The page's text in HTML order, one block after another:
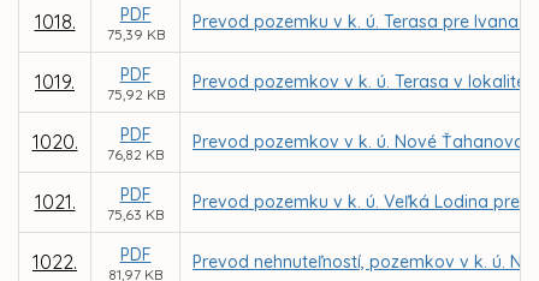
1018. PDF
75,39 KB
Prevod pozemku v k. ú. Terasa pre Ivana
1019. PDF
75,92 KB
Prevod pozemkov v k. ú. Terasa v lokalite
1020. PDF
76,82 KB
Prevod pozemkov v k. ú. Nové
1021. PDF
75,63 KB
Prevod pozemku v k. ú. Veľká Lodina pre
1022. PDF
81,97 KB
Prevod nehnuteľností, pozemkov v k. ú.